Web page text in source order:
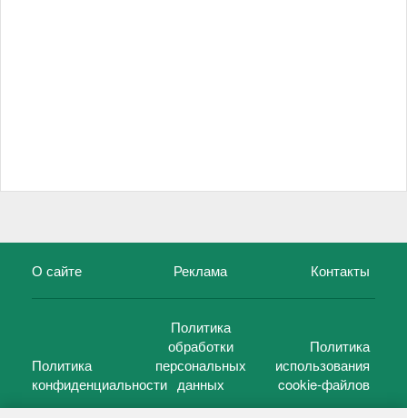
О сайте Реклама Контакты
Политика
конфиденциальности
Политика
обработки
персональных
данных
Политика
использования
cookie-файлов